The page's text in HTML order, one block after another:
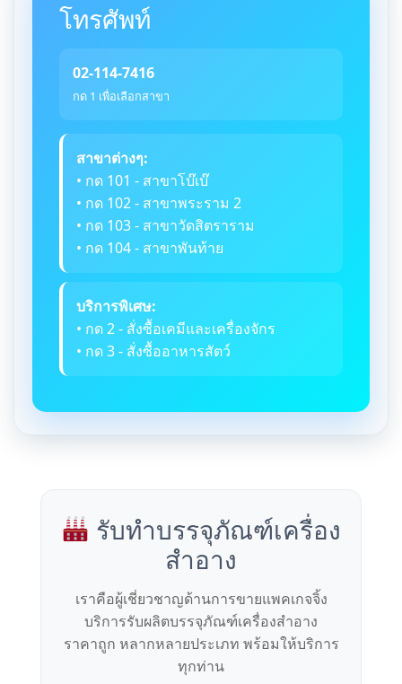
โทรศัพท์
02-114-7416
กด 1 เพื่อเลือกสาขา
สาขาต่างๆ:
• กด 101 - สาขาโบ๊เบ๊
• กด 102 - สาขาพระราม 2
• กด 103 - สาขาวัดสิตราราม
• กด 104 - สาขาพันท้าย
บริการพิเศษ:
• กด 2 - สั่งซื้อเคมีและเครื่องจักร
• กด 3 - สั่งซื้ออาหารสัตว์
รับทำบรรจุภัณฑ์เครื่อง
สำอาง
เราคือผู้เชี่ยวชาญด้านการขายแพคเกจจิ้ง
บริการรับผลิตบรรจุภัณฑ์เครื่องสำอาง
ราคาถูก หลากหลายประเภท พร้อมให้บริการ
ทุกท่าน